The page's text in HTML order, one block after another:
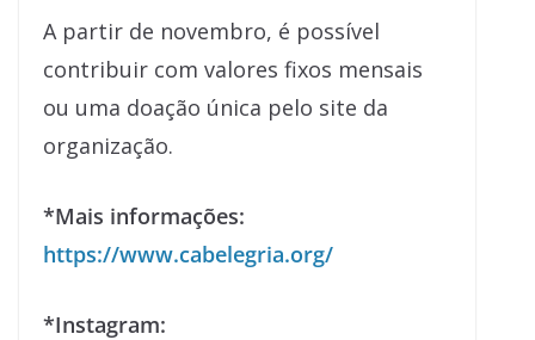
A partir de novembro, é possível
contribuir com valores fixos mensais
ou uma doação única pelo site da
organização.
*Mais informações:
https://www.cabelegria.org/
*Instagram: